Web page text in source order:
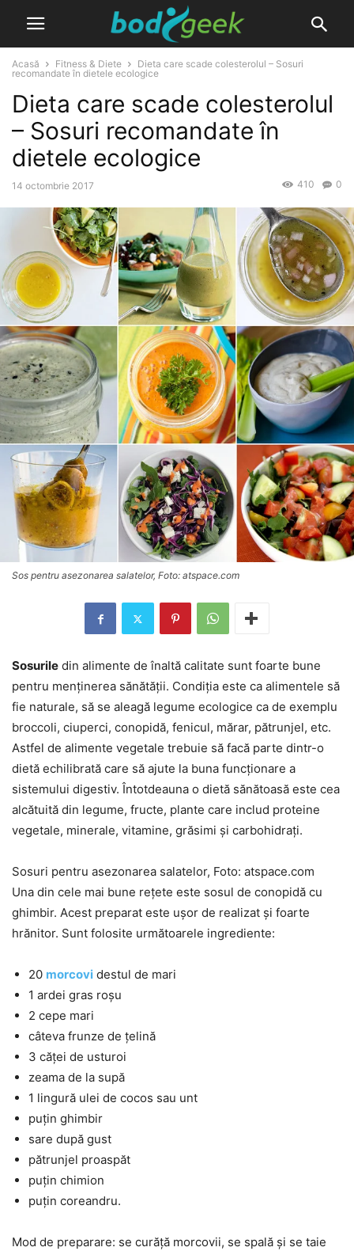
Acasă Fitness & Diete
Dieta care scade colesterolul – Sosuri
recomandate în dietele ecologice
Dieta care scade colesterolul
– Sosuri recomandate în
dietele ecologice
14 octombrie 2017 0
410
Sos pentru asezonarea salatelor, Foto: atspace.com
Sosurile din alimente de înaltă calitate sunt foarte bune
pentru menținerea sănătății. Condiția este ca alimentele să
fie naturale, să se aleagă legume ecologice ca de exemplu
broccoli, ciuperci, conopidă, fenicul, mărar, pătrunjel, etc.
Astfel de alimente vegetale trebuie să facă parte dintr-o
dietă echilibrată care să ajute la buna funcționare a
sistemului digestiv. Întotdeauna o dietă sănătoasă este cea
alcătuită din legume, fructe, plante care includ proteine
vegetale, minerale, vitamine, grăsimi și carbohidrați.
Sosuri pentru asezonarea salatelor, Foto: atspace.com
Una din cele mai bune rețete este sosul de conopidă cu
ghimbir. Acest preparat este ușor de realizat și foarte
hrănitor. Sunt folosite următoarele ingrediente:
20 morcovi destul de mari
1 ardei gras roșu
2 cepe mari
câteva frunze de țelină
3 căței de usturoi
zeama de la supă
1 lingură ulei de cocos sau unt
puțin ghimbir
sare după gust
pătrunjel proaspăt
puțin chimion
puțin coreandru.
Mod de preparare: se curăță morcovii, se spală și se taie